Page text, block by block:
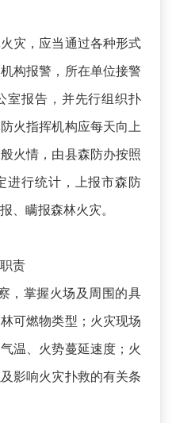
灾，应当通过各种形式
构报警，所在单位接警
室报告，并先行组织扑
火指挥机构应每天向上
火情，由县森防办按照
进行统计，上报市森防
、瞒报森林火灾。
责
，掌握火场及周围的具
可燃物类型；火灾现场
温、火势蔓延速度；火
影响火灾扑救的有关条